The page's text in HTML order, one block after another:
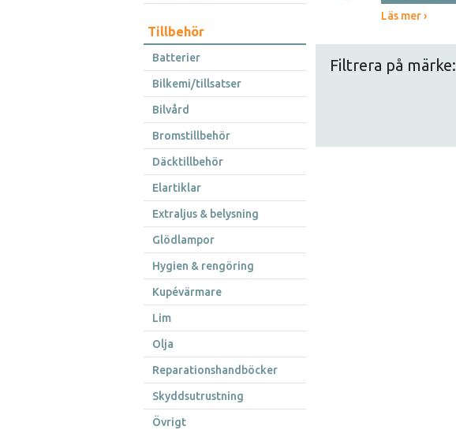
Tillbehör
Batterier
Bilkemi/tillsatser
Bilvård
Bromstillbehör
Däcktillbehör
Elartiklar
Extraljus & belysning
Glödlampor
Hygien & rengöring
Kupévärmare
Lim
Olja
Reparationshandböcker
Skyddsutrustning
Övrigt
Läs mer ›
Filtrera på märke: